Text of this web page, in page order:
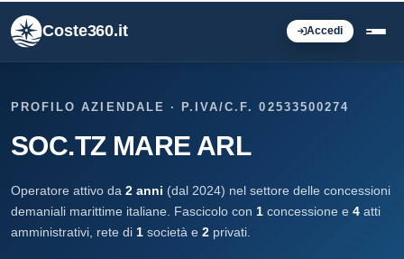
Coste360.it Accedi
PROFILO AZIENDALE · P.IVA/C.F. 02533500274
SOC.TZ MARE ARL
Operatore attivo da 2 anni (dal 2024) nel settore delle concessioni
demaniali marittime italiane. Fascicolo con 1 concessione e 4 atti
amministrativi, rete di 1 società e 2 privati.